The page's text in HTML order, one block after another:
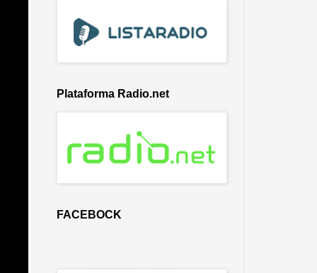
Plataforma Radio.net
FACEBOCK